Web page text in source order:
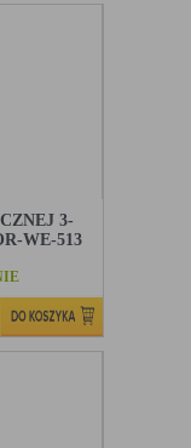
3-
WE-513